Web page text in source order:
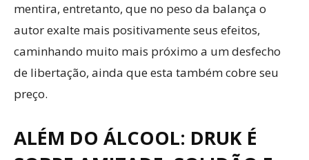
mentira, entretanto, que no peso da balança o
autor exalte mais positivamente seus efeitos,
caminhando muito mais próximo a um desfecho
de libertação, ainda que esta também cobre seu
preço.
ALÉM DO ÁLCOOL: DRUK É